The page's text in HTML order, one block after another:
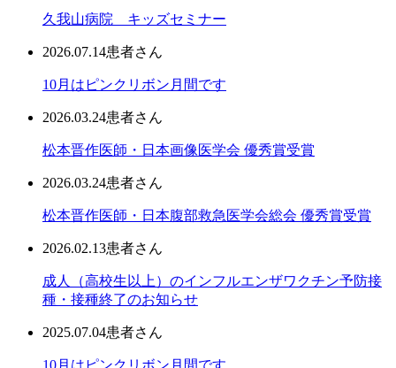
久我山病院 キッズセミナー
2026.07.14患者さん
10月はピンクリボン月間です
2026.03.24患者さん
松本晋作医師・日本画像医学会 優秀賞受賞
2026.03.24患者さん
松本晋作医師・日本腹部救急医学会総会 優秀賞受賞
2026.02.13患者さん
成人（高校生以上）のインフルエンザワクチン予防接
種・接種終了のお知らせ
2025.07.04患者さん
10月はピンクリボン月間です